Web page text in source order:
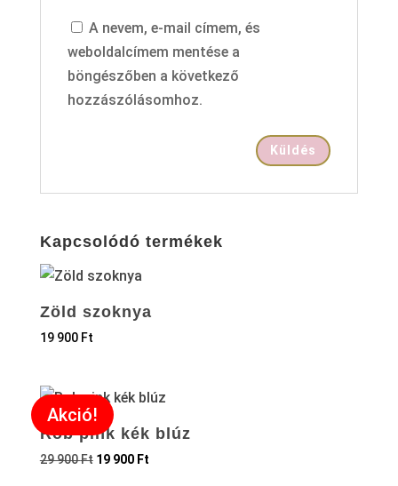
A nevem, e-mail címem, és
weboldalcímem mentése a
böngészőben a következő
hozzászólásomhoz.
Kapcsolódó termékek
Zöld szoknya
19 900 Ft
Akció!
Rob pink kék blúz
29 900Ft 19 900 Ft